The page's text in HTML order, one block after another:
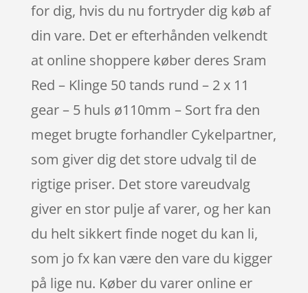
for dig, hvis du nu fortryder dig køb af
din vare. Det er efterhånden velkendt
at online shoppere køber deres Sram
Red – Klinge 50 tands rund – 2 x 11
gear – 5 huls ø110mm – Sort fra den
meget brugte forhandler Cykelpartner,
som giver dig det store udvalg til de
rigtige priser. Det store vareudvalg
giver en stor pulje af varer, og her kan
du helt sikkert finde noget du kan li,
som jo fx kan være den vare du kigger
på lige nu. Køber du varer online er